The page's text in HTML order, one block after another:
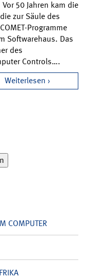
50 Jahren kam die
zur Säule des
Programme
Softwarehaus. Das
des
Controls….
Weiterlesen
COMPUTER